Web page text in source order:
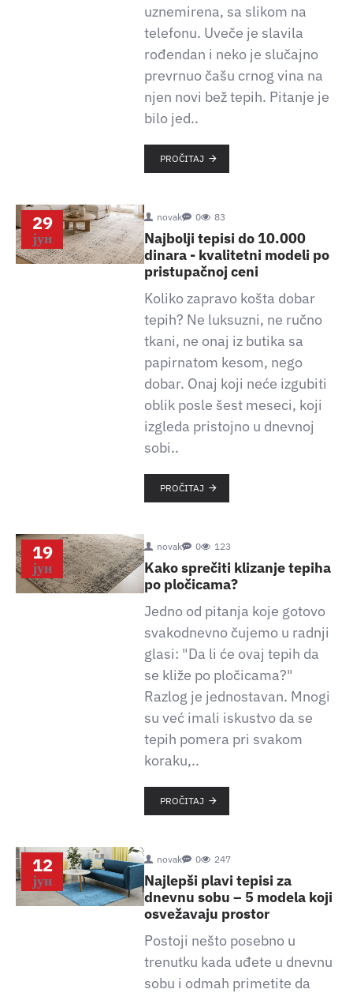
uznemirena, sa slikom na
telefonu. Uveče je slavila
rođendan i neko je slučajno
prevrnuo čašu crnog vina na
njen novi bež tepih. Pitanje je
bilo jed..
PROČITAJ
29
јун
novak 0 83
Najbolji tepisi do 10.000
dinara - kvalitetni modeli po
pristupačnoj ceni
Koliko zapravo košta dobar
tepih? Ne luksuzni, ne ručno
tkani, ne onaj iz butika sa
papirnatom kesom, nego
dobar. Onaj koji neće izgubiti
oblik posle šest meseci, koji
izgleda pristojno u dnevnoj
sobi..
PROČITAJ
19
јун
novak 0 123
Kako sprečiti klizanje tepiha
po pločicama?
Jedno od pitanja koje gotovo
svakodnevno čujemo u radnji
glasi: "Da li će ovaj tepih da
se kliže po pločicama?"
Razlog je jednostavan. Mnogi
su već imali iskustvo da se
tepih pomera pri svakom
koraku,..
PROČITAJ
12
јун
novak 0 247
Najlepši plavi tepisi za
dnevnu sobu – 5 modela koji
osvežavaju prostor
Postoji nešto posebno u
trenutku kada uđete u dnevnu
sobu i odmah primetite da